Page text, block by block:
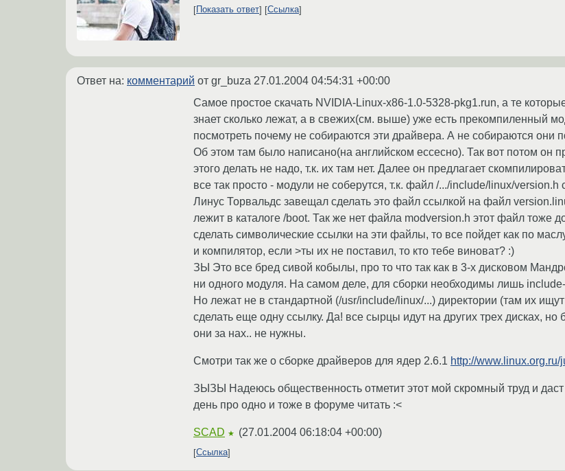
Показать ответ Ссылка
Ответ на: комментарий от gr_buza 27.01.2004 04:54:31 +00:00
Самое простое скачать NVIDIA-Linux-x86-1.0-5328-pkg1.run, а те
знает сколько лежат, а в свежих(см. выше) уже есть прекомпиленный
посмотреть почему не собираются эти драйвера. А не собираются
Об этом там было написано(на английском ессесно). Так вот потом он
этого делать не надо, т.к. их там нет. Далее он предлагает
все так просто - модули не соберутся, т.к. файл /.../include/linux/version.h
Линус Торвальдс завещал сделать это файл ссылкой на файл
лежит в каталоге /boot. Так же нет файла modversion.h этот файл
сделать символические ссылки на эти файлы, то все пойдет как по
и компилятор, если >ты их не поставил, то кто тебе виноват? :)
ЗЫ Это все бред сивой кобылы, про то что так как в 3-х дисковом
ни одного модуля. На самом деле, для сборки необходимы лишь
Но лежат не в стандартной (/usr/include/linux/...) директории (там их
сделать еще одну ссылку. Да! все сырцы идут на других трех дисках,
они за нах.. не нужны.
Смотри так же о сборке драйверов для ядер 2.6.1 http://
ЗЫЗЫ Надеюсь общественность отметит этот мой скромный труд и
день про одно и тоже в форуме читать :<
SCAD ★ (27.01.2004 06:18:04 +00:00)
Ссылка